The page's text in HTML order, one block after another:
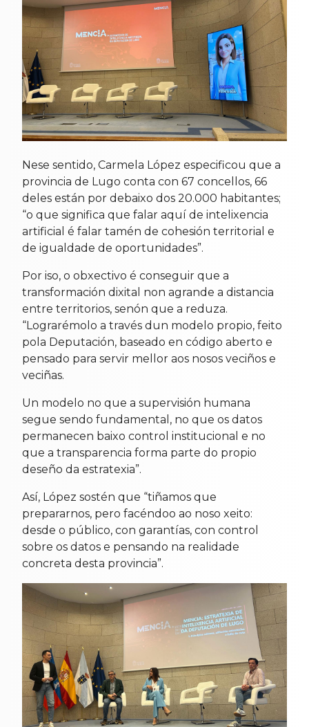
Nese sentido, Carmela López especificou que a
provincia de Lugo conta con 67 concellos, 66
deles están por debaixo dos 20.000 habitantes;
“o que significa que falar aquí de intelixencia
artificial é falar tamén de cohesión territorial e
de igualdade de oportunidades”.
Por iso, o obxectivo é conseguir que a
transformación dixital non agrande a distancia
entre territorios, senón que a reduza.
“Lograrémolo a través dun modelo propio, feito
pola Deputación, baseado en código aberto e
pensado para servir mellor aos nosos veciños e
veciñas.
Un modelo no que a supervisión humana
segue sendo fundamental, no que os datos
permanecen baixo control institucional e no
que a transparencia forma parte do propio
deseño da estratexia”.
Así, López sostén que “tiñamos que
prepararnos, pero facéndoo ao noso xeito:
desde o público, con garantías, con control
sobre os datos e pensando na realidade
concreta desta provincia”.